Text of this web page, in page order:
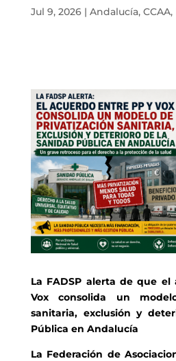
Jul 9, 2026| Andalucía, CCAA,
La FADSP alerta de que
Vox consolida un
sanitaria, exclusión y
Pública en Andalucía
La Federación de